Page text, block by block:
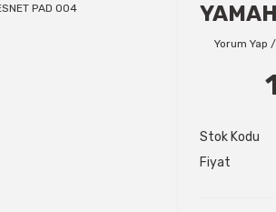
Yorum Yap
Stok Kodu
Fiyat